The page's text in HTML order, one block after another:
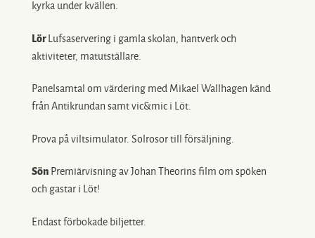
kyrka under kvällen.
Lör
Lufsaservering i gamla skolan, hantverk och
aktiviteter, matutställare.
Panelsamtal om värdering med Mikael Wallhagen känd
från Antikrundan samt vic&mic i Löt.
Prova på viltsimulator. Solrosor till försäljning.
Sön Premiärvisning av Johan Theorins film om spöken
och gastar i Löt!
Endast förbokade biljetter.